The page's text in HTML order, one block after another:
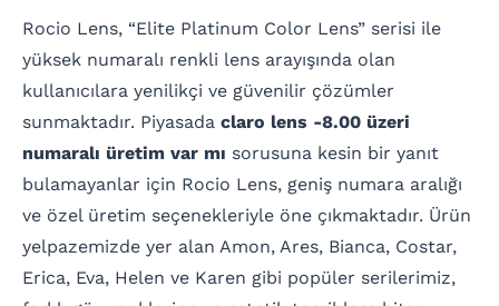
Rocio Lens, “Elite Platinum Color Lens” serisi ile
yüksek numaralı renkli lens arayışında olan
kullanıcılara yenilikçi ve güvenilir çözümler
sunmaktadır. Piyasada claro lens -8.00 üzeri
numaralı üretim var mı sorusuna kesin bir yanıt
bulamayanlar için Rocio Lens, geniş numara aralığı
ve özel üretim seçenekleriyle öne çıkmaktadır. Ürün
yelpazemizde yer alan Amon, Ares, Bianca, Costar,
Erica, Eva, Helen ve Karen gibi popüler serilerimiz,